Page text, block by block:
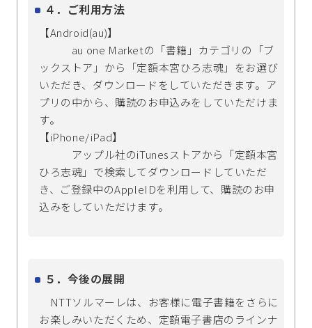
４．ご利用方法
【Android(au)】
au one Marketの「書籍」カテゴリの「ブ
ックストア」から「定額本宮ひろ志魂」をお選び
いただき、ダウンロードをしていただきます。ア
プリの中から、購読のお申込みをしていただけま
す。
【iPhone/iPad】
アップル社のiTunesストアから「定額本宮
ひろ志魂」で検索してダウンロードしていただ
き、ご登録中のAppleIDを利用して、購読のお申
込みをしていただけます。
５．今後の展開
NTTソルマーレは、お客様に電子書籍をさらに
お楽しみいただくため、定額電子書店のラインナ